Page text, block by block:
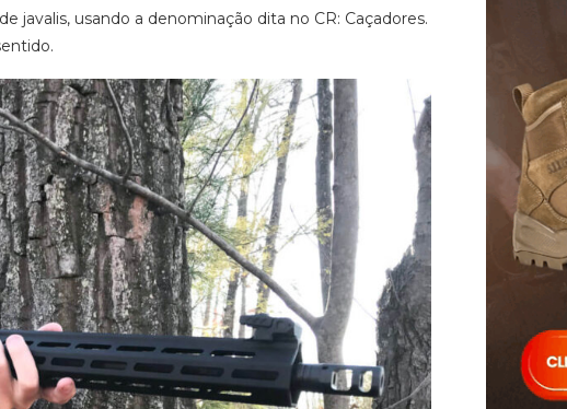
javalis, usando a denominação dita no CR: Caçadores.